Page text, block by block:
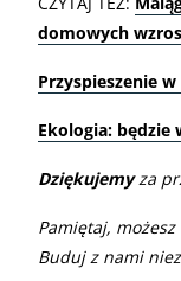
domowych
Przyspieszenie
Ekologia: będzie
Dziękujemyza
Pamiętaj,
Buduj z nami